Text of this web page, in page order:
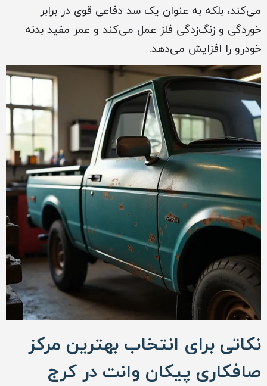
می‌کند، بلکه به عنوان یک سد دفاعی قوی در برابر
خوردگی و زنگ‌زدگی فلز عمل می‌کند و عمر مفید بدنه
خودرو را افزایش می‌دهد.
نکاتی برای انتخاب بهترین مرکز
صافکاری پیکان وانت در کرج